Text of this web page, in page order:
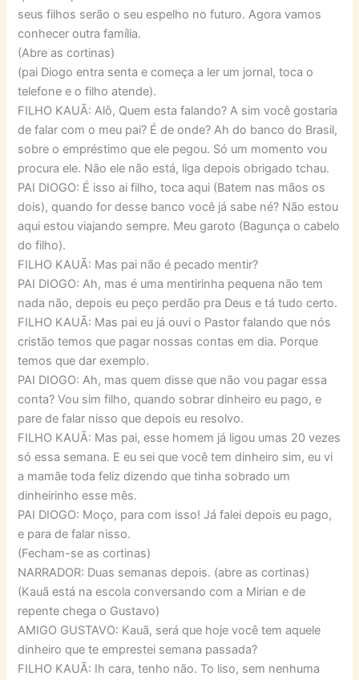
seus filhos serão o seu espelho no futuro. Agora vamos
conhecer outra família.
(Abre as cortinas)
(pai Diogo entra senta e começa a ler um jornal, toca o
telefone e o filho atende).
FILHO KAUÃ: Alô, Quem esta falando? A sim você gostaria
de falar com o meu pai? É de onde? Ah do banco do Brasil,
sobre o empréstimo que ele pegou. Só um momento vou
procura ele. Não ele não está, liga depois obrigado tchau.
PAI DIOGO: É isso ai filho, toca aqui (Batem nas mãos os
dois), quando for desse banco você já sabe né? Não estou
aqui estou viajando sempre. Meu garoto (Bagunça o cabelo
do filho).
FILHO KAUÃ: Mas pai não é pecado mentir?
PAI DIOGO: Ah, mas é uma mentirinha pequena não tem
nada não, depois eu peço perdão pra Deus e tá tudo certo.
FILHO KAUÃ: Mas pai eu já ouvi o Pastor falando que nós
cristão temos que pagar nossas contas em dia. Porque
temos que dar exemplo.
PAI DIOGO: Ah, mas quem disse que não vou pagar essa
conta? Vou sim filho, quando sobrar dinheiro eu pago, e
pare de falar nisso que depois eu resolvo.
FILHO KAUÃ: Mas pai, esse homem já ligou umas 20 vezes
só essa semana. E eu sei que você tem dinheiro sim, eu vi
a mamãe toda feliz dizendo que tinha sobrado um
dinheirinho esse mês.
PAI DIOGO: Moço, para com isso! Já falei depois eu pago,
e para de falar nisso.
(Fecham-se as cortinas)
NARRADOR: Duas semanas depois. (abre as cortinas)
(Kauã está na escola conversando com a Mirian e de
repente chega o Gustavo)
AMIGO GUSTAVO: Kauã, será que hoje você tem aquele
dinheiro que te emprestei semana passada?
FILHO KAUÃ: Ih cara, tenho não. To liso, sem nenhuma